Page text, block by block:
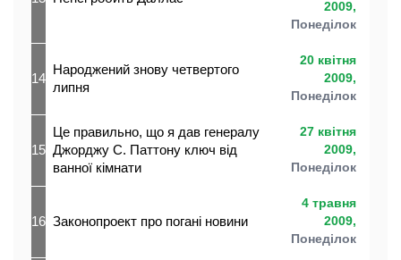
2009,
Понеділок
14
Народжений знову четвертого
липня
20 квітня
2009,
Понеділок
15
Це правильно, що я дав генералу
Джорджу С. Паттону ключ від
ванної кімнати
27 квітня
2009,
Понеділок
16 Законопроект про погані новини
4 травня
2009,
Понеділок